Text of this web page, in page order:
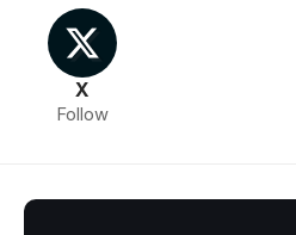
X
Follow